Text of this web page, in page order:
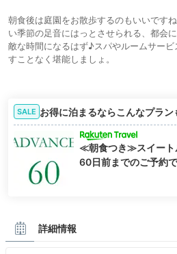
朝食後は庭園をお散歩するのもいいです
い季節の足音にはっとさせられる、都会
敵な時間になるはず♪スパやルームサー
すことなく堪能しましょ。
SALE お得に泊まるならこんなプラン
≪朝食つき≫スイー
60日前までのご予約
詳細情報